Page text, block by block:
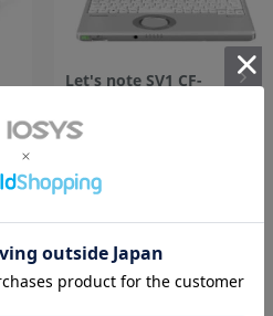
i3(2.2GHz)/4GB/256GB/Win11Home】
円
Let's note SV1 CF-
i7(3.0GHz)/32GB/256GB
256GB
84,800